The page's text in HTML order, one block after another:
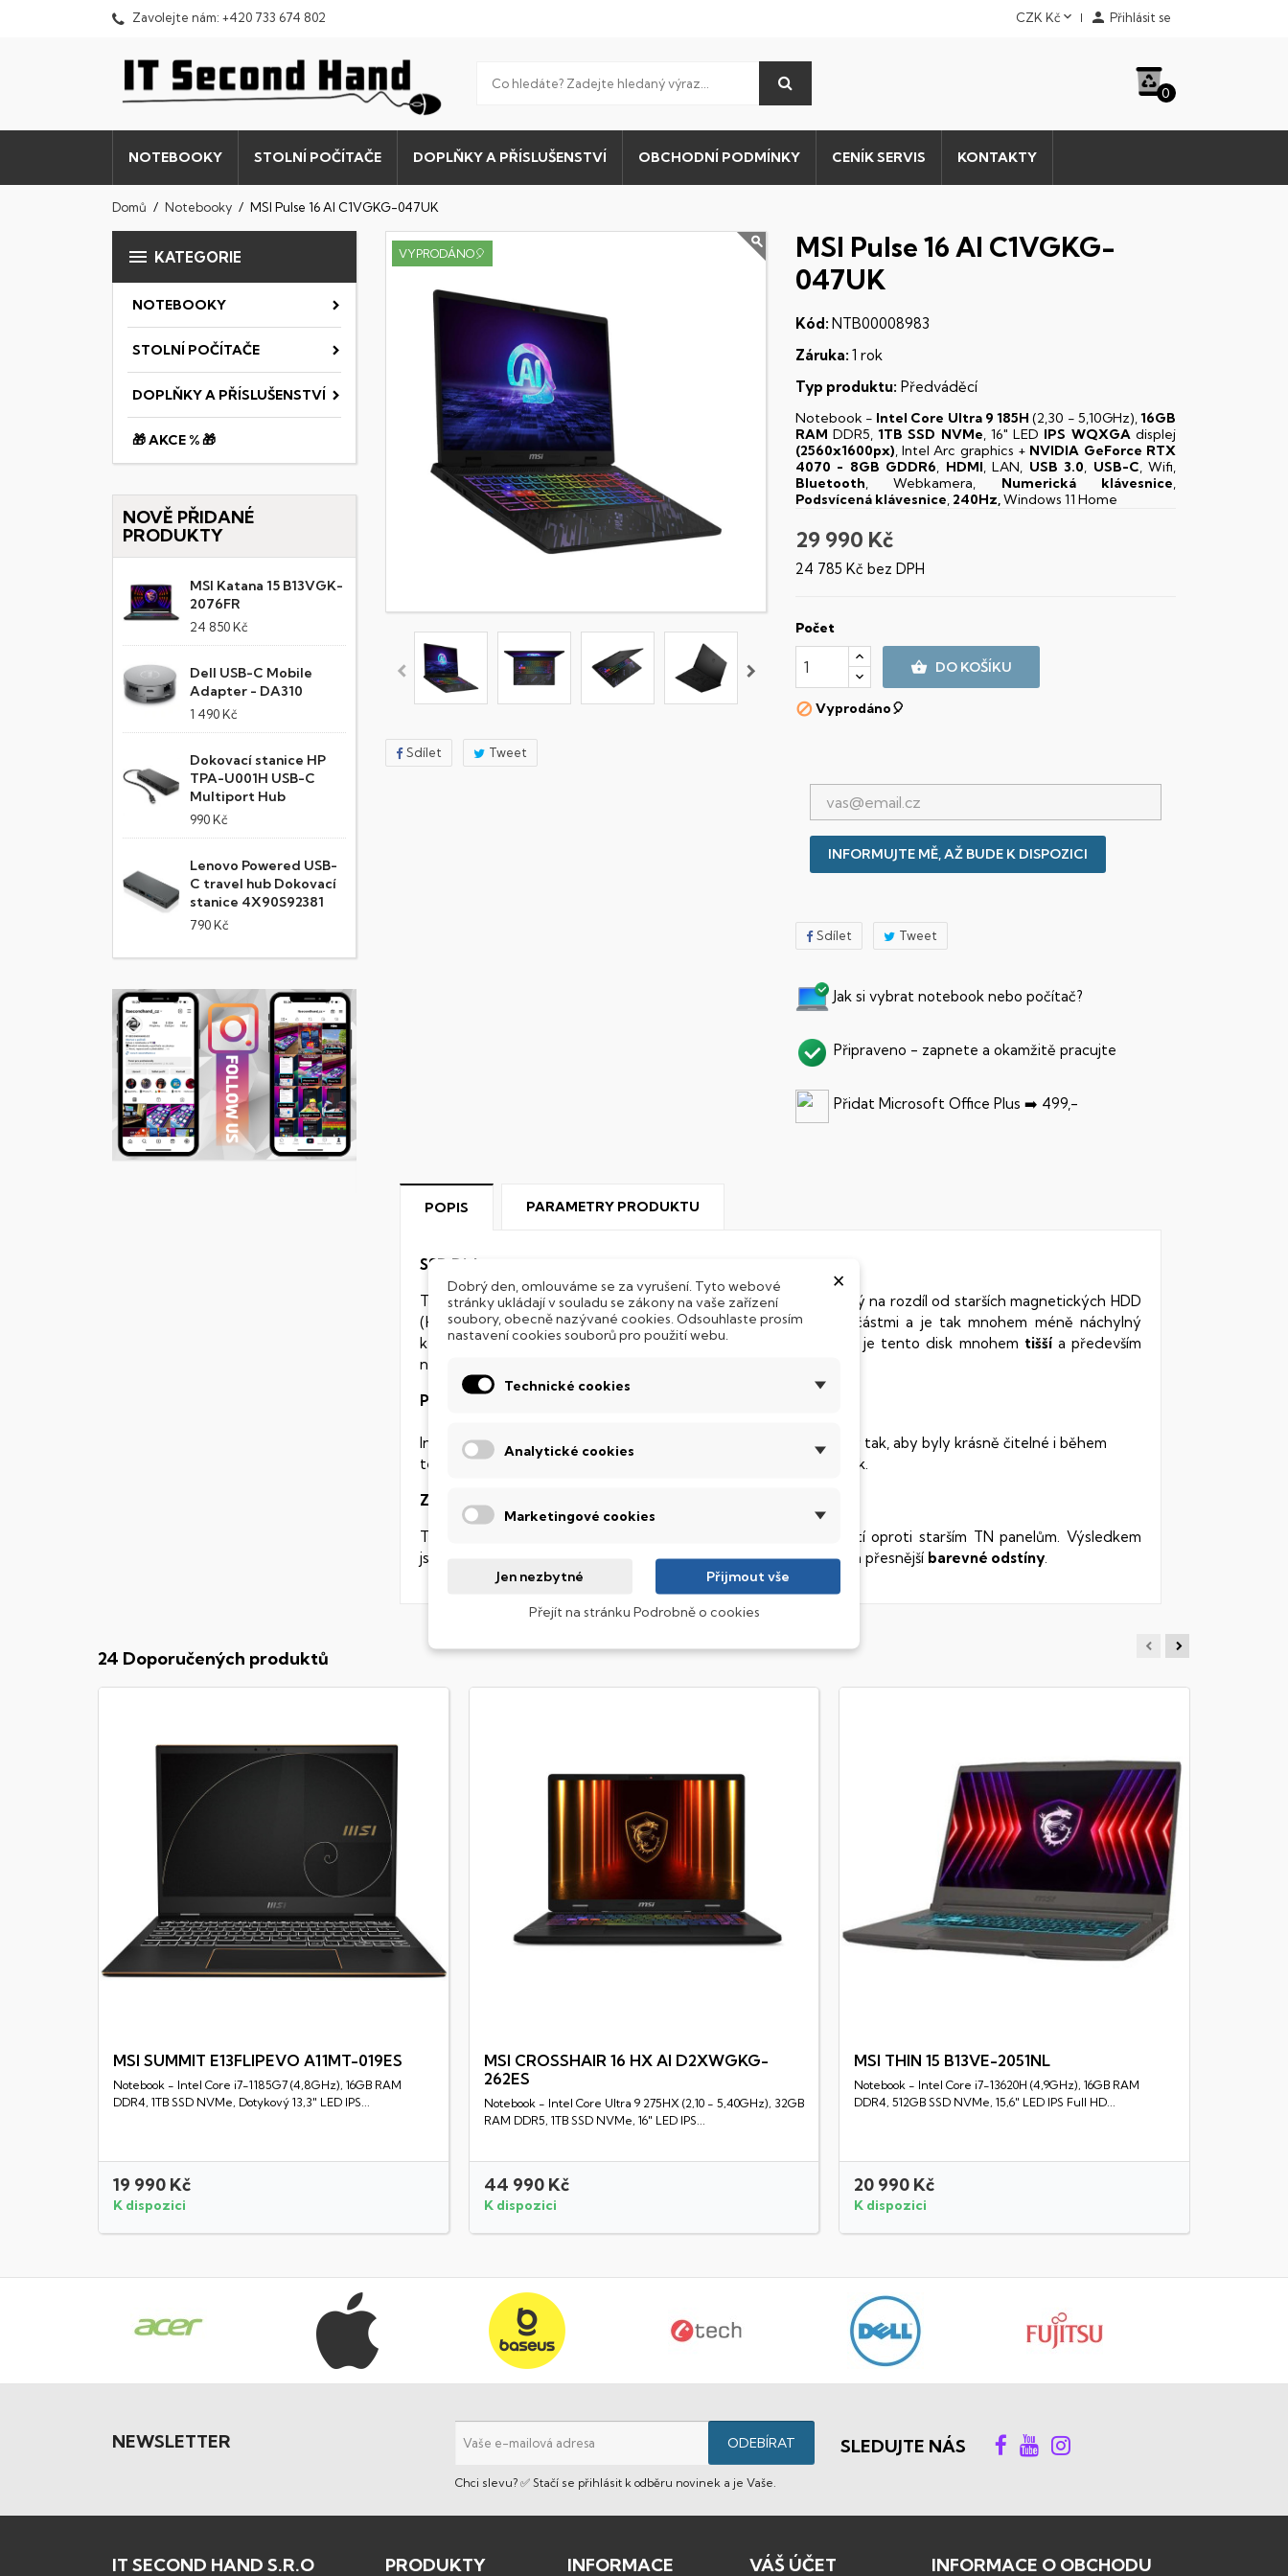
Zavolejte nám: +420 733 674 802 CZK Kč  Přihlásit se
0
NOTEBOOKY STOLNÍ POČÍTAČE DOPLŇKY A PŘÍSLUŠENSTVÍ OBCHODNÍ PODMÍNKY CENÍK SERVIS KONTAKTY
Domů Notebooky MSI Pulse 16 AI C1VGKG-047UK
 KATEGORIE
NOTEBOOKY
STOLNÍ POČÍTAČE
DOPLŇKY A PŘÍSLUŠENSTVÍ
🎁 AKCE % 🎁
NOVĚ PŘIDANÉ
PRODUKTY
MSI Katana 15 B13VGK-
2076FR
24 850 Kč
Dell USB-C Mobile
Adapter - DA310
1 490 Kč
Dokovací stanice HP
TPA-U001H USB-C
Multiport Hub
990 Kč
Lenovo Powered USB-
C travel hub Dokovací
stanice 4X90S92381
790 Kč
VYPRODÁNO🎈
Sdílet Tweet
MSI Pulse 16 AI C1VGKG-
047UK
Kód: NTB00008983
Záruka: 1 rok
Typ produktu: Předváděcí
Notebook - Intel Core Ultra 9 185H(2,30 - 5,10GHz),16GB
RAM DDR5,1TB SSD NVMe, 16" LED IPS WQXGAdisplej
(2560x1600px), Intel Arc graphics + NVIDIA GeForce RTX
4070 - 8GB GDDR6, HDMI, LAN, USB 3.0, USB-C, Wifi,
Bluetooth, Webkamera, Numerická klávesnice,
Podsvícená klávesnice, 240Hz,Windows 11 Home
29 990 Kč
24 785 Kč bez DPH
Počet
 DO KOŠÍKU
Vyprodáno🎈
INFORMUJTE MĚ, AŽ BUDE K DISPOZICI
Sdílet Tweet
Jak si vybrat notebook nebo počítač?
Připraveno - zapnete a okamžitě pracujte
Přidat Microsoft Office Plus ➡️ 499,-
POPIS PARAMETRY PRODUKTU
SSD Disk
Tento notebook je vybaven SSD(Solid State Drive) diskem, který na rozdíl od starších magnetických HDD
(Hard Disk Drive) disků nedisponuje žádnými pohyblivými součástmi a je tak mnohem méně náchylný
k mechanickému poškození. Díky použití elektronické soustavy je tento disk mnohem tišší a především
nabízí mnohem
Podsvícená klávesnice
Integrovaný systém úsporných LED diod osvítí jednotlivé klávesy tak, aby byly krásně čitelné i během
temné noci, stále však decentně, aby nikterak nedráždily Váš zrak.
Zobrazovací technologie IPS
Tekuté krystaly disponují zcela odlišnou světelnou propustností oproti starším TN panelům. Výsledkem
jsou široké pozorovací úhly (téměr 180°), lepší úroveňkontrastu a přesnější barevné odstíny
24 Doporučených produktů
Rychlý náhled
MSI SUMMIT E13FLIPEVO A11MT-019ES
Notebook - Intel Core i7-1185G7 (4,8GHz), 16GB RAM
DDR4, 1TB SSD NVMe, Dotykový 13,3" LED IPS...
19 990 Kč
K dispozici
MSI CROSSHAIR 16 HX AI D2XWGKG-
262ES
Notebook - Intel Core Ultra 9 275HX (2,10 - 5,40GHz), 32GB
RAM DDR5, 1TB SSD NVMe, 16" LED IPS...
44 990 Kč
K dispozici
Rychlý náhled
MSI THIN 15 B13VE-2051NL
Notebook - Intel Core i7-13620H (4,9GHz), 16GB RAM
DDR4, 512GB SSD NVMe, 15,6" LED IPS Full HD...
20 990 Kč
K dispozici
NEWSLETTER
Chci slevu? ✅ Stačí se přihlásit k odběru novinek a je Vaše.
SLEDUJTE NÁS
IT SECOND HAND S.R.O PRODUKTY INFORMACE VÁŠ ÚČET INFORMACE O OBCHODU
×
Dobrý den, omlouváme se za vyrušení. Tyto webové
stránky ukládají v souladu se zákony na vaše zařízení
soubory, obecně nazývané cookies. Odsouhlaste prosím
nastavení cookies souborů pro použití webu.
Technické cookies
Analytické cookies
Marketingové cookies
Jen nezbytné Přijmout vše
Přejít na stránku Podrobně o cookies